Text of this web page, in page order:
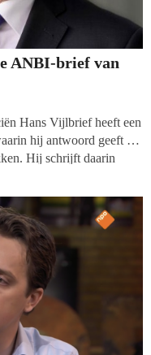
ANBI-brief van
Hans Vijlbrief heeft een
hij antwoord geeft op
Hij schrijft daarin
in staat zijn de ANBI-
de anti-oppoteis
punten uit de brief op